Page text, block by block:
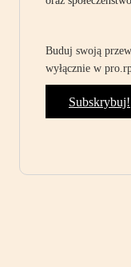
Buduj swoją
wyłącznie w
Subskrybuj!